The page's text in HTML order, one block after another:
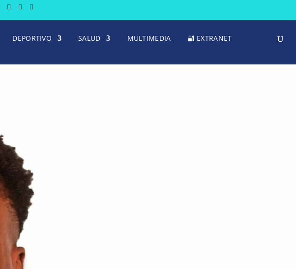
DEPORTIVO SALUD MULTIMEDIA 🔐 EXTRANET